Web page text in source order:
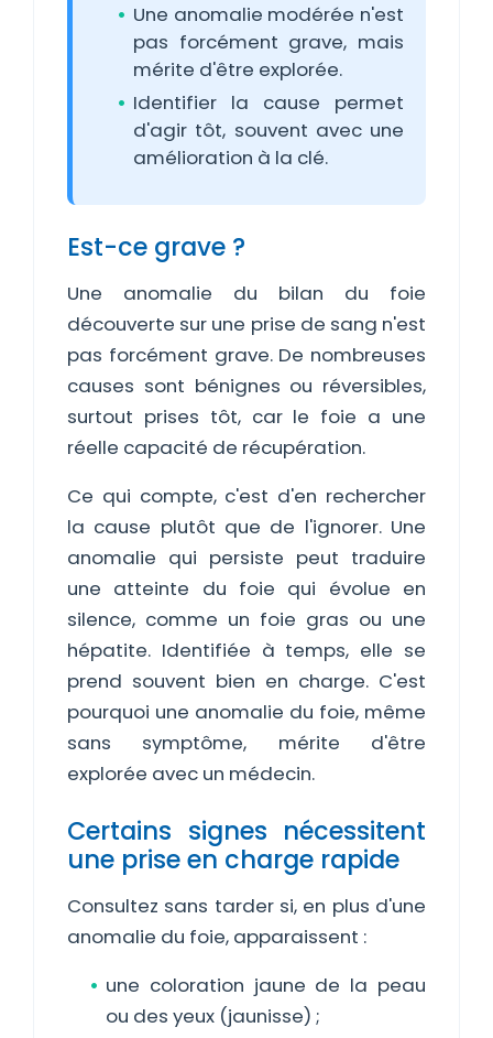
Une anomalie modérée n'est
pas forcément grave, mais
mérite d'être explorée.
Identifier la cause permet
d'agir tôt, souvent avec une
amélioration à la clé.
Est-ce grave ?
Une anomalie du bilan du foie
découverte sur une prise de sang n'est
pas forcément grave. De nombreuses
causes sont bénignes ou réversibles,
surtout prises tôt, car le foie a une
réelle capacité de récupération.
Ce qui compte, c'est d'en rechercher
la cause plutôt que de l'ignorer. Une
anomalie qui persiste peut traduire
une atteinte du foie qui évolue en
silence, comme un foie gras ou une
hépatite. Identifiée à temps, elle se
prend souvent bien en charge. C'est
pourquoi une anomalie du foie, même
sans symptôme, mérite d'être
explorée avec un médecin.
Certains signes nécessitent
une prise en charge rapide
Consultez sans tarder si, en plus d'une
anomalie du foie, apparaissent :
une coloration jaune de la peau
ou des yeux (jaunisse) ;